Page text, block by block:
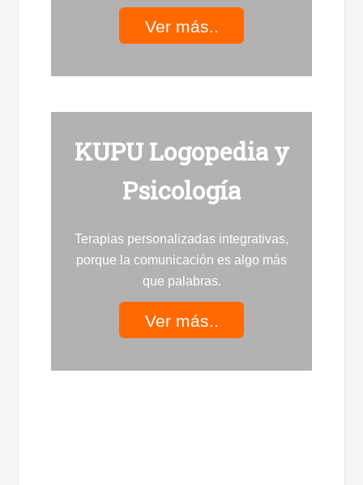
Ver más..
KUPU Logopedia y
Psicología
Terapias personalizadas integrativas,
porque la comunicación es algo más
que palabras.
Ver más..